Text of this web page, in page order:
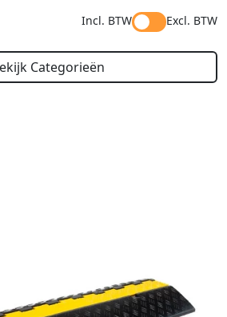
Incl. BTW
Excl. BTW
Categorieën